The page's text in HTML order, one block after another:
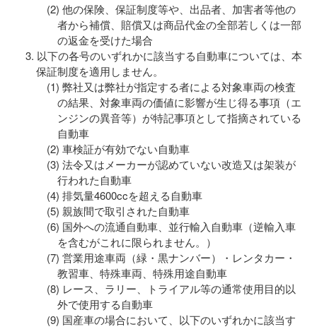
他の保険、保証制度等や、出品者、加害者等他の
者から補償、賠償又は商品代金の全部若しくは一部
の返金を受けた場合
以下の各号のいずれかに該当する自動車については、本
保証制度を適用しません。
弊社又は弊社が指定する者による対象車両の検査
の結果、対象車両の価値に影響が生じ得る事項（エ
ンジンの異音等）が特記事項として指摘されている
自動車
車検証が有効でない自動車
法令又はメーカーが認めていない改造又は架装が
行われた自動車
排気量4600ccを超える自動車
親族間で取引された自動車
国外への流通自動車、並行輸入自動車（逆輸入車
を含むがこれに限られません。）
営業用途車両（緑・黒ナンバー）・レンタカー・
教習車、特殊車両、特殊用途自動車
レース、ラリー、トライアル等の通常使用目的以
外で使用する自動車
国産車の場合において、以下のいずれかに該当す